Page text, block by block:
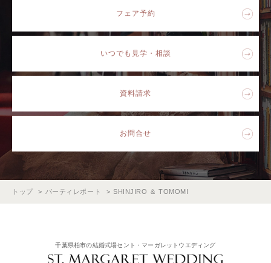
フェア予約
いつでも見学・相談
資料請求
お問合せ
トップ パーティレポート SHINJIRO ＆ TOMOMI
千葉県柏市の結婚式場セント・マーガレットウエディング